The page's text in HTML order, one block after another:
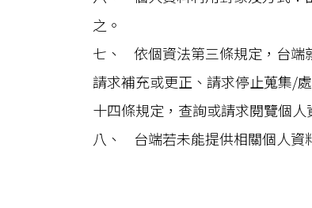
之。
七、 依個資法第三條規定，台端
請求補充或更正、請求停止蒐集/
十四條規定，查詢或請求閱覽個
八、 台端若未能提供相關個人資